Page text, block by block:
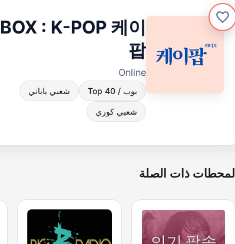
BOX : K-POP 케이
팝
Online
بوب / Top 40 شعبي ياباني
شعبي كوري
المحطات ذات الصلة